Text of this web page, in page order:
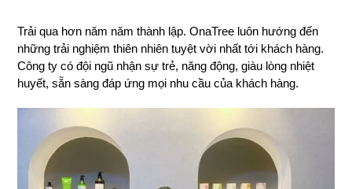
Trải qua hơn năm năm thành lập. OnaTree luôn hướng đến
những trải nghiệm thiên nhiên tuyệt vời nhất tới khách hàng.
Công ty có đội ngũ nhận sự trẻ, năng động, giàu lòng nhiệt
huyết, sẵn sàng đáp ứng mọi nhu cầu của khách hàng.